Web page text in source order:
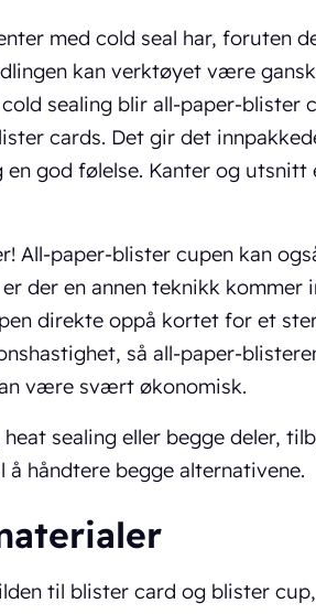
med cold seal har, foruten
kan verktøyet være
sealing blir all-paper-blister
cards. Det gir det
god følelse. Kanter og utsnitt
All-paper-blister cupen kan
der en annen teknikk kommer
direkte oppå kortet for et
så all-paper-
være svært økonomisk.
sealing eller begge deler,
håndtere begge alternativene.
til blister card og blister